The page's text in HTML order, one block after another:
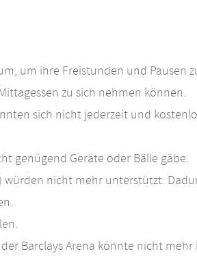
um ihre Freistunden und Pausen
zu sich nehmen können.
sich nicht jederzeit und
genügend Geräte oder Bälle gäbe.
würden nicht mehr unterstützt.
Barclays Arena könnte nicht mehr